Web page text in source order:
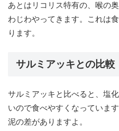
あとはリコリス特有の、喉の
わじわやってきます。これは
ります。
サルミアッキとの比較
サルミアッキと比べると、塩
いので食べやすくなっていま
泥の差がありますよ。